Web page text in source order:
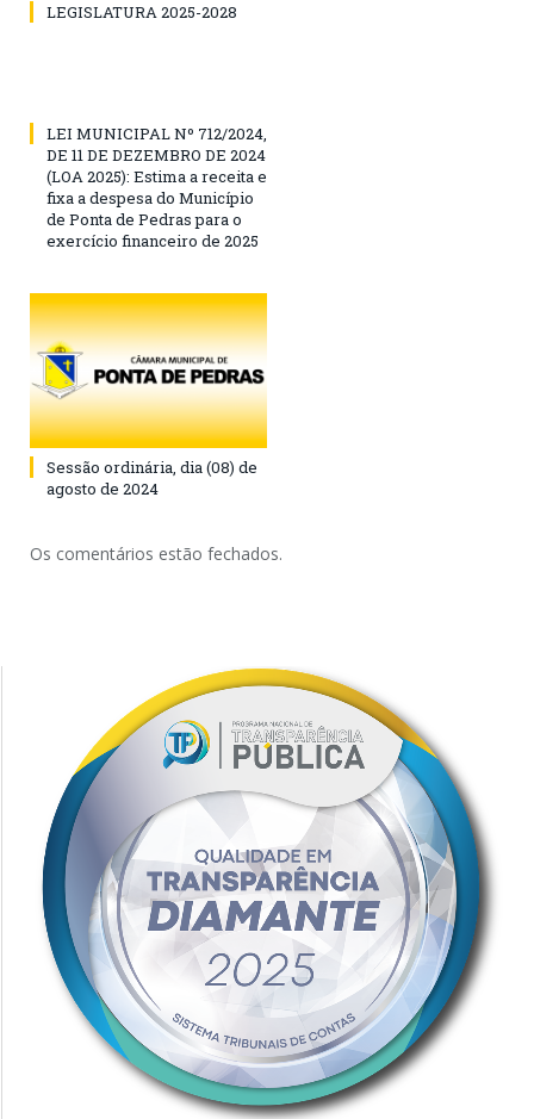
LEGISLATURA 2025-2028
LEI MUNICIPAL Nº 712/2024,
DE 11 DE DEZEMBRO DE 2024
(LOA 2025): Estima a receita e
fixa a despesa do Município
de Ponta de Pedras para o
exercício financeiro de 2025
Sessão ordinária, dia (08) de
agosto de 2024
Os comentários estão fechados.